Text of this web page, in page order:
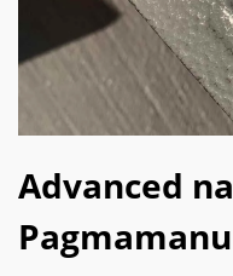
Advanced